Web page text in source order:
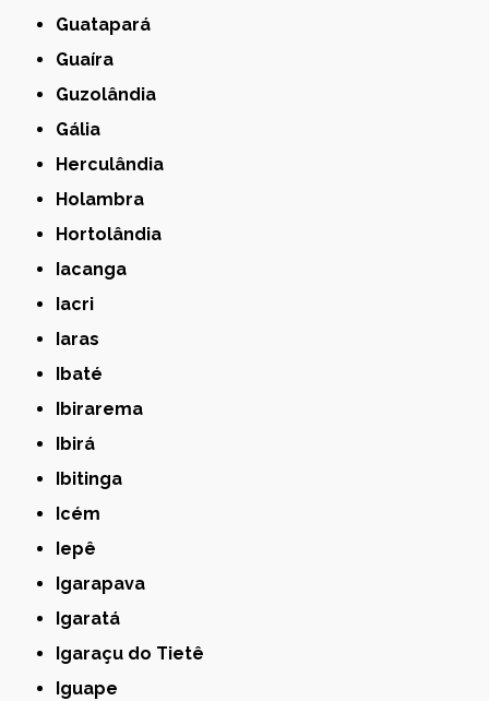
Guatapará
Guaíra
Guzolândia
Gália
Herculândia
Holambra
Hortolândia
Iacanga
Iacri
Iaras
Ibaté
Ibirarema
Ibirá
Ibitinga
Icém
Iepê
Igarapava
Igaratá
Igaraçu do Tietê
Iguape